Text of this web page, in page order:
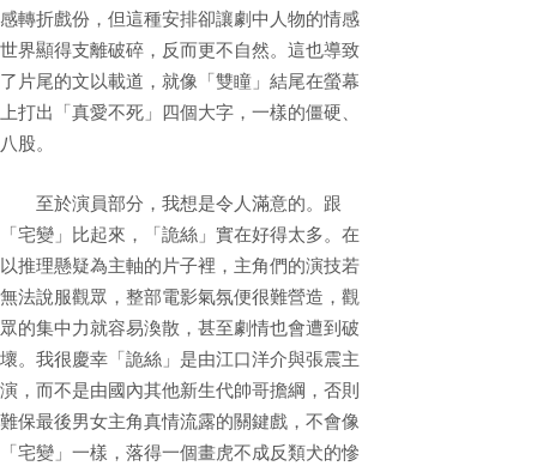
感轉折戲份，但這種安排卻讓劇中人物的情感
世界顯得支離破碎，反而更不自然。這也導致
了片尾的文以載道，就像「雙瞳」結尾在螢幕
上打出「真愛不死」四個大字，一樣的僵硬、
八股。
至於演員部分，我想是令人滿意的。跟
「宅變」比起來，「詭絲」實在好得太多。在
以推理懸疑為主軸的片子裡，主角們的演技若
無法說服觀眾，整部電影氣氛便很難營造，觀
眾的集中力就容易渙散，甚至劇情也會遭到破
壞。我很慶幸「詭絲」是由江口洋介與張震主
演，而不是由國內其他新生代帥哥擔綱，否則
難保最後男女主角真情流露的關鍵戲，不會像
「宅變」一樣，落得一個畫虎不成反類犬的慘